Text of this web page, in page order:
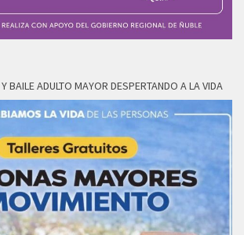
BAILE ADULTO MAYOR DESPERTANDO A LA VIDA